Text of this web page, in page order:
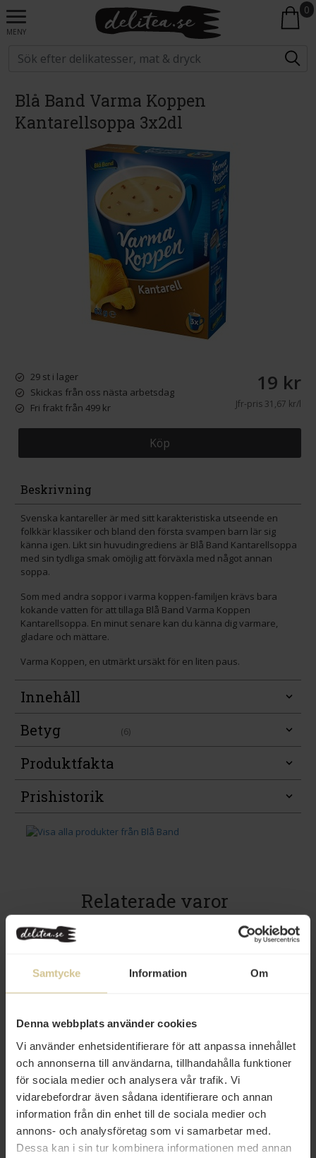
Samtycke Information Om
Denna webbplats använder cookies
Vi använder enhetsidentifierare för att anpassa innehållet
och annonserna till användarna, tillhandahålla funktioner
för sociala medier och analysera vår trafik. Vi
vidarebefordrar även sådana identifierare och annan
information från din enhet till de sociala medier och
annons- och analysföretag som vi samarbetar med.
Dessa kan i sin tur kombinera informationen med annan
MENY
0
Blå Band Varma Koppen
Kantarellsoppa 3x2dl
29 st i lager
Skickas från oss nästa arbetsdag
Fri frakt från 499 kr
19 kr
Jfr-pris31,67 kr/l
Köp
Beskrivning
Svenska kantareller är med sitt karakteristiska utseende en
folkkär klassiker och bland den första svampen barn lär sig
känna igen. Likt sin huvudingrediens är Blå Band Kantarellsoppa
med sin tydliga smak omöjlig att förväxla med något annan
soppa.
Som med andra soppor i varma koppen-familjen krävs bara
kokande vatten för att tillaga Blå Band Varma Koppen
Kantarellsoppa. En minut senare kan du känna dig varmare,
gladare och mättare.
Varma Koppen, en utmärkt ursäkt för en liten paus.
Innehåll
Betyg
(6)
Produktfakta
Prishistorik
Relaterade varor
21 kr
Blå Band Kantarellsoppa Pulver
69g
Köp
19 kr
Blå Band Varma Koppen
Sparrissoppa 3x2dl
Köp